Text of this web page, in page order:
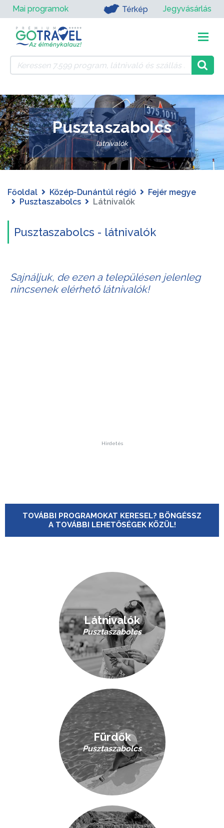
Mai programok Térkép Jegyvásárlás
Pusztaszabolcs
látnivalók
Főoldal Közép-Dunántúl régió
Fejér megye
Pusztaszabolcs
Látnivalók
Pusztaszabolcs - látnivalók
Sajnáljuk, de ezen a településen jelenleg
nincsenek elérhető látnivalók!
Hirdetés
TOVÁBBI PROGRAMOKAT KERESEL? BÖNGÉSSZ
A TOVÁBBI LEHETŐSÉGEK KÖZÜL!
Látnivalók
Pusztaszabolcs
Fürdők
Pusztaszabolcs